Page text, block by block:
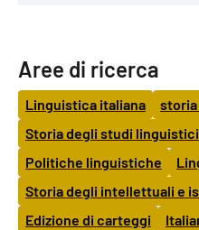
Aree di ricerca
Linguistica italiana
storia
Storia degli studi
Politiche linguistiche
Storia degli intellettuali e
Edizione di carteggi